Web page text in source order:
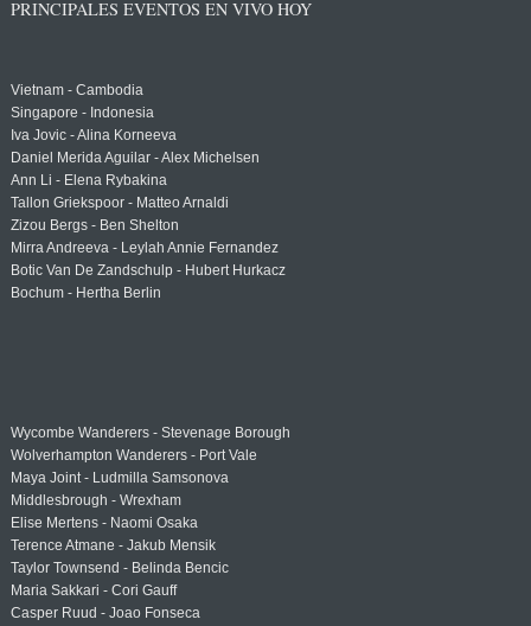
PRINCIPALES EVENTOS EN VIVO HOY
Vietnam - Cambodia
Singapore - Indonesia
Iva Jovic - Alina Korneeva
Daniel Merida Aguilar - Alex Michelsen
Ann Li - Elena Rybakina
Tallon Griekspoor - Matteo Arnaldi
Zizou Bergs - Ben Shelton
Mirra Andreeva - Leylah Annie Fernandez
Botic Van De Zandschulp - Hubert Hurkacz
Bochum - Hertha Berlin
Wycombe Wanderers - Stevenage Borough
Wolverhampton Wanderers - Port Vale
Maya Joint - Ludmilla Samsonova
Middlesbrough - Wrexham
Elise Mertens - Naomi Osaka
Terence Atmane - Jakub Mensik
Taylor Townsend - Belinda Bencic
Maria Sakkari - Cori Gauff
Casper Ruud - Joao Fonseca